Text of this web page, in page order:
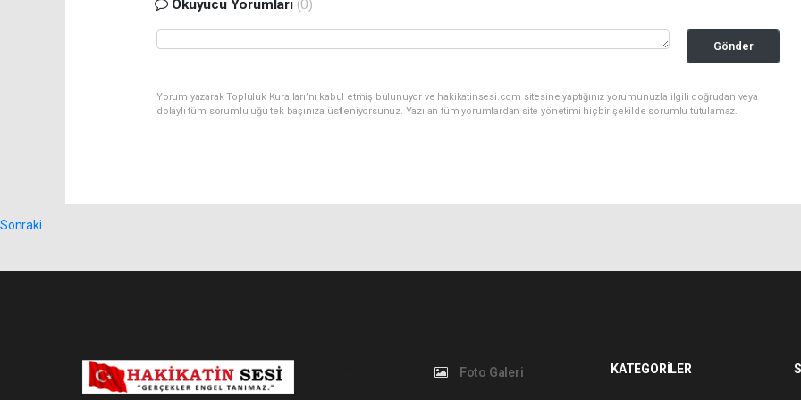
Okuyucu Yorumları (0)
Gönder
Yorum yazarak Topluluk Kuralları’nı kabul etmiş bulunuyor ve hakikatinsesi.com sitesine yaptığınız yorumunuzla ilgili doğrudan veya
dolaylı tüm sorumluluğu tek başınıza üstleniyorsunuz. Yazılan tüm yorumlardan site yönetimi hiçbir şekilde sorumlu tutulamaz.
Sonraki
Foto Galeri KATEGORİLER